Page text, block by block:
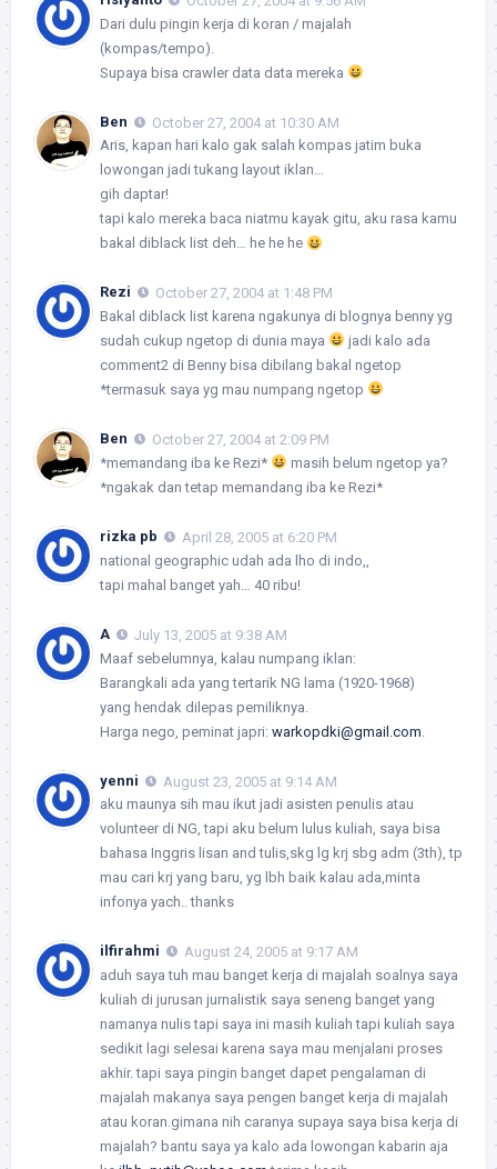
Dari dulu pingin kerja di koran / majalah
(kompas/tempo).
Supaya bisa crawler data data mereka
Ben
October 27, 2004 at 10:30 AM
Aris, kapan hari kalo gak salah kompas jatim buka
lowongan jadi tukang layout iklan…
gih daptar!
tapi kalo mereka baca niatmu kayak gitu, aku rasa kamu
bakal diblack list deh… he he he
Rezi
October 27, 2004 at 1:48 PM
Bakal diblack list karena ngakunya di blognya benny yg
sudah cukup ngetop di dunia maya
jadi kalo ada
comment2 di Benny bisa dibilang bakal ngetop
*termasuk saya yg mau numpang ngetop
Ben
October 27, 2004 at 2:09 PM
*memandang iba ke Rezi*
masih belum ngetop ya?
*ngakak dan tetap memandang iba ke Rezi*
rizka pb
April 28, 2005 at 6:20 PM
national geographic udah ada lho di indo,,
tapi mahal banget yah… 40 ribu!
A
July 13, 2005 at 9:38 AM
Maaf sebelumnya, kalau numpang iklan:
Barangkali ada yang tertarik NG lama (1920-1968)
yang hendak dilepas pemiliknya.
Harga nego, peminat japri: warkopdki@gmail.com
yenni
August 23, 2005 at 9:14 AM
aku maunya sih mau ikut jadi asisten penulis atau
volunteer di NG, tapi aku belum lulus kuliah, saya bisa
bahasa Inggris lisan and tulis,skg lg krj sbg adm (3th), tp
mau cari krj yang baru, yg lbh baik kalau ada,minta
infonya yach.. thanks
ilfirahmi
August 24, 2005 at 9:17 AM
aduh saya tuh mau banget kerja di majalah soalnya saya
kuliah di jurusan jurnalistik saya seneng banget yang
namanya nulis tapi saya ini masih kuliah tapi kuliah saya
sedikit lagi selesai karena saya mau menjalani proses
akhir. tapi saya pingin banget dapet pengalaman di
majalah makanya saya pengen banget kerja di majalah
atau koran.gimana nih caranya supaya saya bisa kerja di
majalah? bantu saya ya kalo ada lowongan kabarin aja